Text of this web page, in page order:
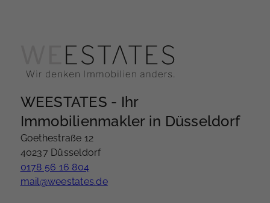
WEESTATES - Ihr
Immobilienmakler in Düsseldorf
Goethestraße 12
40237 Düsseldorf
0178 56 16 804
mail@weestates.de